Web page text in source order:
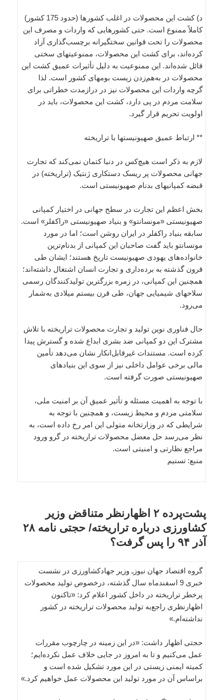
د) کشت این محصولات در اغلب کشورها (حدود 175 کشور)
کاملاً ممنوع است. حتی کشورهایی که واردات و مصرف این
محصولات را تحت قوانین سختگیرانه برچسب‌گذاری آزاد
کرده‌اند، برای کشت این محصولات، ممنوعیتهای سختی
قائل شده‌اند. این ممنوعیت به دلیل تأثیرات عمیق کشت این
محصولات در به‌هم‌زدن زیست بومهای کشور است. لذا
گرچه واردات این محصولات نیز در درازمدت خطراتی برای
سلامت مردم در پی دارد، کشت این محصولات، باید در
اولویت تحریم قرار گیرد.
**‌ ارتباط عمیق صهیونیستها با تراریخته
لازم به ذکر است هیچ‌کس در دنیا کتمان نمی‌کند که تجارت
جهانی محصولات پر ریسک دستکاری ژنتیک (تراریخته) در
قبضه کمپانیهای بدنام صهیونیستی است.
بخش اعظم این تجارت در سطح جهانی در اختیار کمپانی
صهیونیستی «مونسانتو» و بنیاد صهیونیستی «راکفلر» است.
سابقه بنیاد راکفلر در ایران روشن است؛ اما در مورد
مونسانتو باید گفت صاحبان این کمپانی از بدنام‌ترین
خانواده‌های یهودی صهیونیست تاریخ هستند؛ ایشان طی
قرون گذشته به برده‌داری و تجارت انسان اشتغال داشته‌اند؛
همچنین این کمپانی، در زمره بزرگترین تولیدکنندگان رسمی
سلاحهای شیمیایی جهان، طی قرن بیستم میلادی به‌شمار
می‌رود.
حال فناوری نوین تولید و تجارت محصولات تراریخته با تلاش
مشترک این دو کمپانی ضد بشری ابداع شده و گسترش پیدا
کرده است. مستندات غیر‌قابل‌انکار نشان می‌دهد تأمین
مالی برخی عوامل داخلی نیز از سوی این بنیادهای
صهیونیستی صورت گرفته است.
با توجه به اهمیت مسئله و تأثیر عمیق آن بر امنیت ملی،
سلامتی مردم و محیط زیست، و همچنین با توجه به
شرایطی که در وزارتخانه متولی این امر رخ داده است، به
نظر می‌رسد حل معضل محصولات تراریخته در گرو ورود
مراجع نظارتی و امنیتی است.
منبع: تسنیم
پشت‌پرده ۲ اظهارنظر متناقض وزیر
کشاورزی درباره تراریخته/ حجتی نامه ۲۸
آذر ۹۴ را پس گرفت؟
گروه اقتصاد جهان نیوزـ وزیر جهادکشاورزی در نشست
خبری 9 اسفندماه سال گذشته، درخصوص تولید محصولات
پرخطر تراریخته در داخل کشور اعلام کرد: «تاکنون
اظهارنظری راجع‌به تولید محصولات تراریخته در کشور
نداشته‌ام.»
حجتی اظهار داشت: «در این زمینه در چارچوب مقررات
عمل می‌کنیم و تا به امروز در جایی خلاف عمل نکرده‌ایم؛
کمیته ایمنی زیستی در این مورد تشکیل شده است و
براساس آن در مورد تولید این محصولات عمل خواهیم کرد.»